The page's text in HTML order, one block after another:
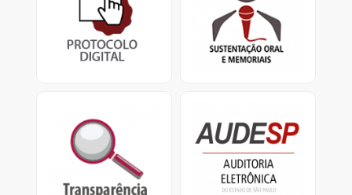
documentos enviados ao
TCESP.
Sustentações orais dos
defensores
e apresentação de
memoriais.
Portal da Transparência
do TCESP e Portal da
Transparência Municipal
O Sistema de Auditoria
Eletrônica visa coletar
dados das entidades
jurisdicionadas.